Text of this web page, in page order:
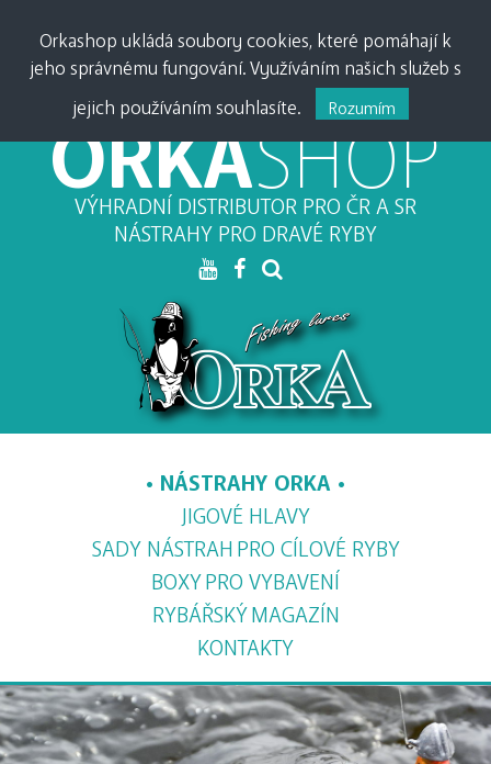
MĚNA:CZK •EUR
ORKASHOP
VÝHRADNÍ DISTRIBUTOR PRO ČR A SR
NÁSTRAHY PRO DRAVÉ RYBY
NÁSTRAHY ORKA
JIGOVÉ HLAVY
SADY NÁSTRAH PRO CÍLOVÉ RYBY
BOXY PRO VYBAVENÍ
RYBÁŘSKÝ MAGAZÍN
KONTAKTY
Orkashop ukládá soubory cookies, které pomáhají k
jeho správnému fungování. Využíváním našich služeb s
jejich používáním souhlasíte. Rozumím